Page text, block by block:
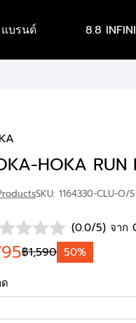
แบรนด์ 8.8
HOKA RUN
SKU: 1164330-CLU-O/S
(0.0/5) จาก
฿1,590 50%